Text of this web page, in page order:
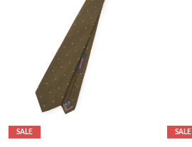
SALE SALE